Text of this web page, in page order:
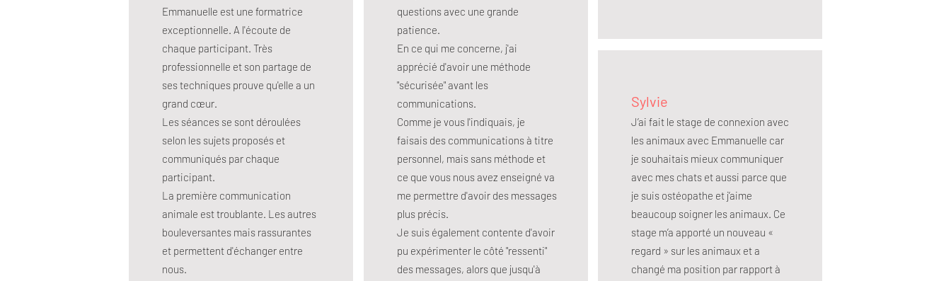
Emmanuelle est une formatrice
exceptionnelle. A l'écoute de
chaque participant. Très
professionnelle et son partage de
ses techniques prouve qu'elle a un
grand cœur.
Les séances se sont déroulées
selon les sujets proposés et
communiqués par chaque
participant.
La première communication
animale est troublante. Les autres
bouleversantes mais rassurantes
et permettent d'échanger entre
nous.
questions avec une grande
patience.
En ce qui me concerne, j'ai
apprécié d'avoir une méthode
"sécurisée" avant les
communications.
Comme je vous l'indiquais, je
faisais des communications à titre
personnel, mais sans méthode et
ce que vous nous avez enseigné va
me permettre d'avoir des messages
plus précis.
Je suis également contente d'avoir
pu expérimenter le côté "ressenti"
des messages, alors que jusqu'à
Sylvie
J’ai fait le stage de connexion avec
les animaux avec Emmanuelle car
je souhaitais mieux communiquer
avec mes chats et aussi parce que
je suis ostéopathe et j’aime
beaucoup soigner les animaux. Ce
stage m’a apporté un nouveau «
regard » sur les animaux et a
changé ma position par rapport à